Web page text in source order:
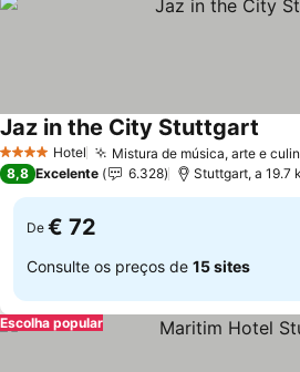
4 EstrelasHotel Mistura de música, arte e
Jaz in the City Stuttgart
8,8 Excelente 6.328 Stuttgart, a 19.7
De € 72
Consulte os preços de 15 sites
Escolha popular